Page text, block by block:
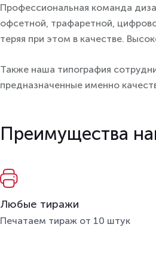
Профессиональная команда
офсетной, трафаретной,
теряя при этом в качестве.
Также наша типография
предназначенные именно
Преимущества
Любые тиражи
Печатаем тираж от 10 штук